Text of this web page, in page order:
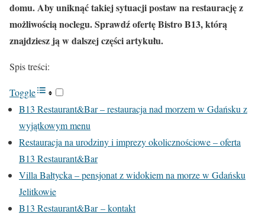
domu. Aby uniknąć takiej sytuacji postaw na restaurację z
możliwością noclegu. Sprawdź ofertę Bistro B13, którą
znajdziesz ją w dalszej części artykułu.
Spis treści:
Toggle
B13 Restaurant&Bar – restauracja nad morzem w Gdańsku z
wyjątkowym menu
Restauracja na urodziny i imprezy okolicznościowe – oferta
B13 Restaurant&Bar
Villa Bałtycka – pensjonat z widokiem na morze w Gdańsku
Jelitkowie
B13 Restaurant&Bar – kontakt